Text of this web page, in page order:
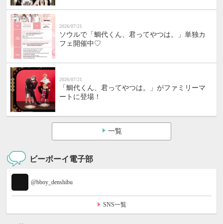
2026/07/21
ソウルで「鯛代くん、君ってやつは。」単独カ
フェ開催中♡
2026/07/21
「鯛代くん、君ってやつは。」がファミリーマ
ートに登場！
一覧
ビーボーイ電子部
@bboy_denshibu
SNS一覧